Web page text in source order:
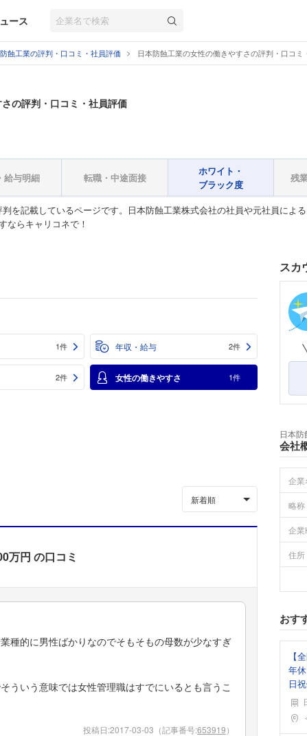
ース
蝕工業の評判・口コミ・社員評価 日本防蝕工業の女性の働きやすさの評判・口コミ
の評判・口コミ・社員評価
給与明細 転職・中途面接
ホワイト・
ブラック度
残
を記載しているページです。日本防蝕工業株式会社の社員や元社員によ
ならキャリコネで！
1件 年収・給与 2件
2件 女性の働きやすさ 1件
新着順
万円 の口コミ
種的に男性ばかりなのでそもそもの母数が少なすぎ
ういう意味では女性管理職はすでにいるとも言うこ
投稿日:2017-03-03 （記事番号:653919）
スカ
日本
会社
企業
略称
企
住所
おす
【
年
日
勤